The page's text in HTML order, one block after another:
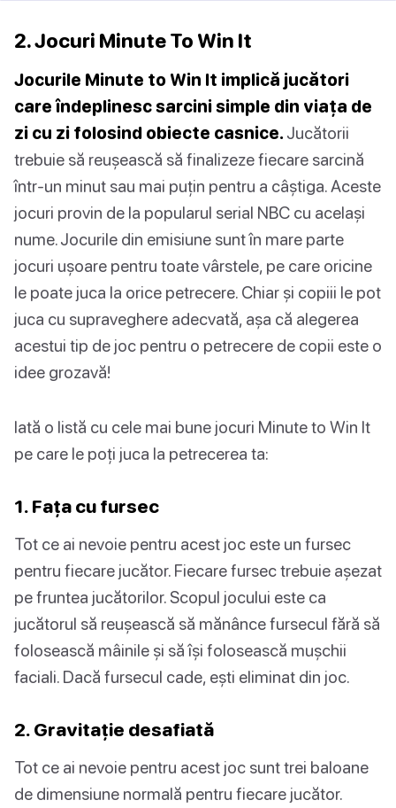
2. Jocuri Minute To Win It
Jocurile Minute to Win It implică jucători
care îndeplinesc sarcini simple din viața de
zi cu zi folosind obiecte casnice. Jucătorii
trebuie să reușească să finalizeze fiecare sarcină
într-un minut sau mai puțin pentru a câștiga. Aceste
jocuri provin de la popularul serial NBC cu același
nume. Jocurile din emisiune sunt în mare parte
jocuri ușoare pentru toate vârstele, pe care oricine
le poate juca la orice petrecere. Chiar și copiii le pot
juca cu supraveghere adecvată, așa că alegerea
acestui tip de joc pentru o petrecere de copii este o
idee grozavă!
Iată o listă cu cele mai bune jocuri Minute to Win It
pe care le poți juca la petrecerea ta:
1. Fața cu fursec
Tot ce ai nevoie pentru acest joc este un fursec
pentru fiecare jucător. Fiecare fursec trebuie așezat
pe fruntea jucătorilor. Scopul jocului este ca
jucătorul să reușească să mănânce fursecul fără să
folosească mâinile și să își folosească mușchii
faciali. Dacă fursecul cade, ești eliminat din joc.
2. Gravitație desafiată
Tot ce ai nevoie pentru acest joc sunt trei baloane
de dimensiune normală pentru fiecare jucător.